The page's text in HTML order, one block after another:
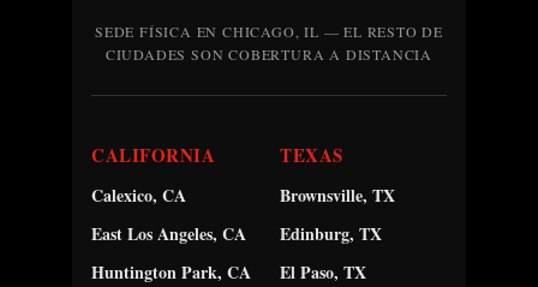
SEDE FÍSICA EN CHICAGO, IL — EL RESTO DE
CIUDADES SON COBERTURA A DISTANCIA
CALIFORNIA
Calexico, CA
East Los Angeles, CA
Huntington Park, CA
TEXAS
Brownsville, TX
Edinburg, TX
El Paso, TX